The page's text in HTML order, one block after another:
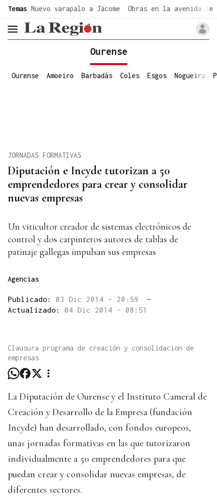
Temas Nuevo varapalo a Jácome Obras en la avenida de
header.menu.open
Ourense
Ourense Amoeiro Barbadás Coles Esgos Nogueira
Diputación e Incyde tutorizan a 50
emprendedores para crear y consolidar
nuevas empresas
JORNADAS FORMATIVAS
Un viticultor creador de sistemas electrónicos de
control y dos carpinteros autores de tablas de
patinaje gallegas impulsan sus empresas
Agencias
Publicado: 03 Dic 2014 - 20:59
—
Actualizado: 04 Dic 2014 - 08:51
Clausura programa de creación y consolidacion de
empresas
La Diputación de Ourense y el Instituto Cameral de
Creación y Desarrollo de la Empresa (fundación
Incyde) han desarrollado, con fondos europeos,
unas jornadas formativas en las que tutorizaron
individualmente a 50 emprendedores para que
puedan crear y consolidar nuevas empresas, de
diferentes sectores.